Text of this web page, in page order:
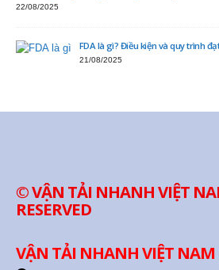
22/08/2025
FDA là gì? Điều kiện và quy trình
21/08/2025
© VẬN TẢI NHANH VIỆT
RESERVED
VẬN TẢI NHANH VIỆT NAM